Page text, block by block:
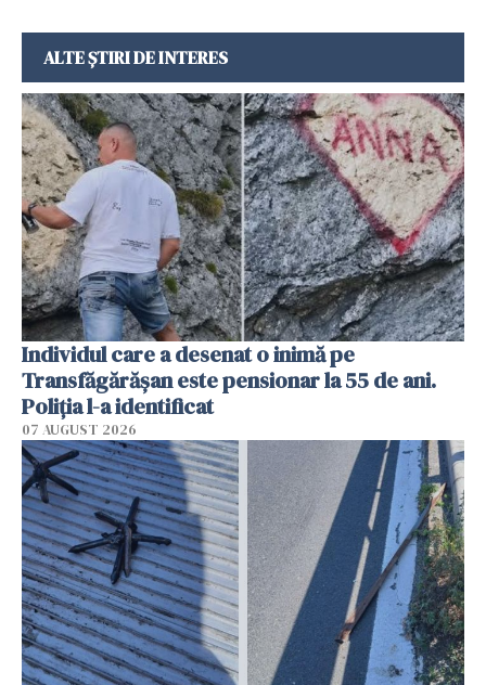
ALTE ȘTIRI DE INTERES
Individul care a desenat o inimă pe
Transfăgărășan este pensionar la 55 de ani.
Poliția l-a identificat
07 AUGUST 2026